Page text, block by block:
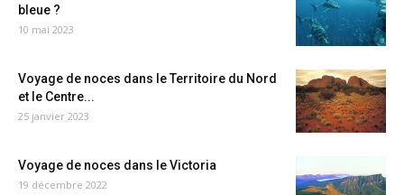
bleue ?
10 mai 2023
Voyage de noces dans le Territoire du Nord
et le Centre...
25 janvier 2023
Voyage de noces dans le Victoria
19 décembre 2022